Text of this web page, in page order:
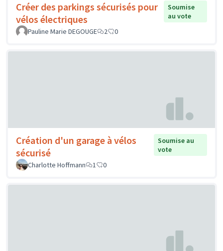
Créer des parkings sécurisés pour
vélos électriques
Soumise
au vote
Pauline Marie DEGOUGE
2 0
Création d'un garage à vélos
sécurisé
Soumise au
vote
Charlotte Hoffmann
1 0